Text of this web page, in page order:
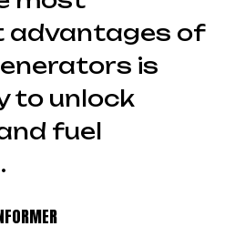
advantages of
is
to unlock
fuel